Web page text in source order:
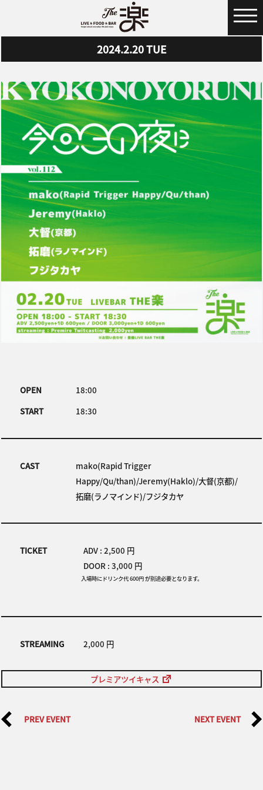
2024.2.20TUE
OPEN
18:00
START
18:30
CAST
mako(Rapid Trigger
Happy/Qu/than)/Jeremy(Haklo)/大督(京都)/
拓磨(ラノマインド)/フジタカヤ
TICKET
ADV : 2,500 円
DOOR : 3,000 円
入場時にドリンク代 600円 が別途必要となります。
STREAMING 2,000 円
プレミアツイキャス
PREV EVENT NEXT EVENT